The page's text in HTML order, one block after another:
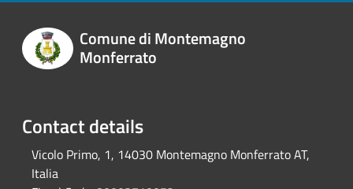
Comune di Montemagno
Monferrato
Contact details
Vicolo Primo, 1, 14030 Montemagno Monferrato AT,
Italia